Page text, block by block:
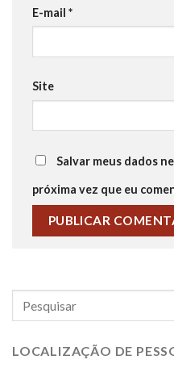
E-mail *
Site
Salvar meus dados
próxima vez que eu
LOCALIZAÇÃO DE